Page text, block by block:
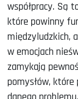
współpracy. Są
które powinny
międzyludzkich,
w emocjach
zamykają
pomysłów,